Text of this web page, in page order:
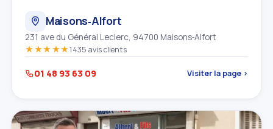
Maisons‑Alfort
231 ave du Général Leclerc, 94700 Maisons‑Alfort
★★★★★1435 avis clients
01 48 93 63 09 Visiter la page ›